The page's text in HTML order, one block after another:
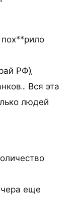
РФ),
Вся эта
людей
еще